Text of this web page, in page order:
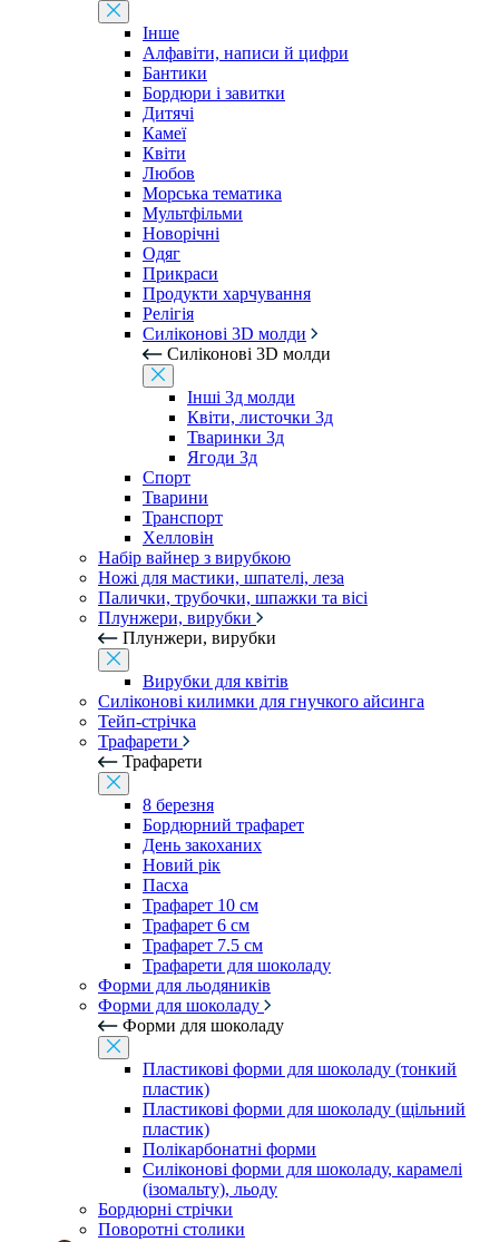
Інше
Алфавіти, написи й цифри
Бантики
Бордюри і завитки
Дитячі
Камеї
Квіти
Любов
Морська тематика
Мультфільми
Новорічні
Одяг
Прикраси
Продукти харчування
Релігія
Силіконові 3D молди
Силіконові 3D молди
Інші 3д молди
Квіти, листочки 3д
Тваринки 3д
Ягоди 3д
Спорт
Тварини
Транспорт
Хелловін
Набір вайнер з вирубкою
Ножі для мастики, шпателі, леза
Палички, трубочки, шпажки та вісі
Плунжери, вирубки
Плунжери, вирубки
Вирубки для квітів
Силіконові килимки для гнучкого айсинга
Тейп-стрічка
Трафарети
Трафарети
8 березня
Бордюрний трафарет
День закоханих
Новий рік
Пасха
Трафарет 10 см
Трафарет 6 см
Трафарет 7.5 см
Трафарети для шоколаду
Форми для льодяників
Форми для шоколаду
Форми для шоколаду
Пластикові форми для шоколаду (тонкий
пластик)
Пластикові форми для шоколаду (щільний
пластик)
Полікарбонатні форми
Силіконові форми для шоколаду, карамелі
(ізомальту), льоду
Бордюрні стрічки
Поворотні столики